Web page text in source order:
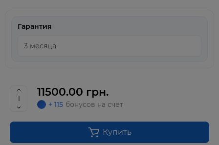
Гарантия
11500.00 грн.
+ 115 бонусов на счет
Купить